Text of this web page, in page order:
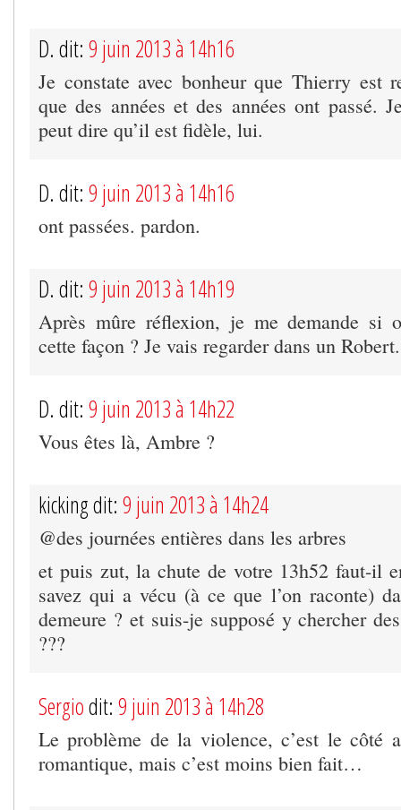
D. dit: 9 juin 2013 à 14h16
Je constate avec bonheur que Thierry est
que des années et des années ont passé.
peut dire qu’il est fidèle, lui.
D. dit: 9 juin 2013 à 14h16
ont passées. pardon.
D. dit: 9 juin 2013 à 14h19
Après mûre réflexion, je me demande si
cette façon ? Je vais regarder dans un Robert.
D. dit: 9 juin 2013 à 14h22
Vous êtes là, Ambre ?
kicking dit: 9 juin 2013 à 14h24
@des journées entières dans les arbres
et puis zut, la chute de votre 13h52 faut-il
savez qui a vécu (à ce que l’on raconte)
demeure ? et suis-je supposé y chercher
???
Sergiodit: 9 juin 2013 à 14h28
Le problème de la violence, c’est le côté
romantique, mais c’est moins bien fait…